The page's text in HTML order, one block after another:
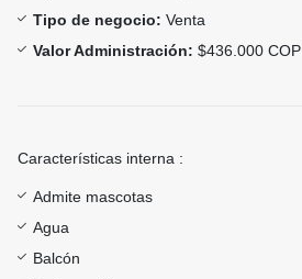
Tipo de negocio: Venta
Valor Administración: $436.000 COP
Características interna :
Admite mascotas
Agua
Balcón